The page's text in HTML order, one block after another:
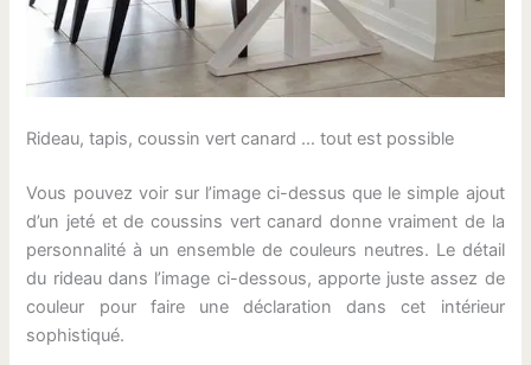
Rideau, tapis, coussin vert canard … tout est possible
Vous pouvez voir sur l’image ci-dessus que le simple ajout
d’un jeté et de coussins vert canard donne vraiment de la
personnalité à un ensemble de couleurs neutres. Le détail
du rideau dans l’image ci-dessous, apporte juste assez de
couleur pour faire une déclaration dans cet intérieur
sophistiqué.